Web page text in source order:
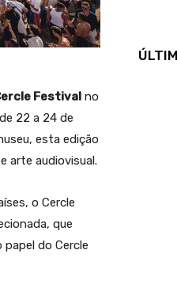
Festival no
22 a 24 de
esta edição
arte audiovisual.
o Cercle
que
do Cercle